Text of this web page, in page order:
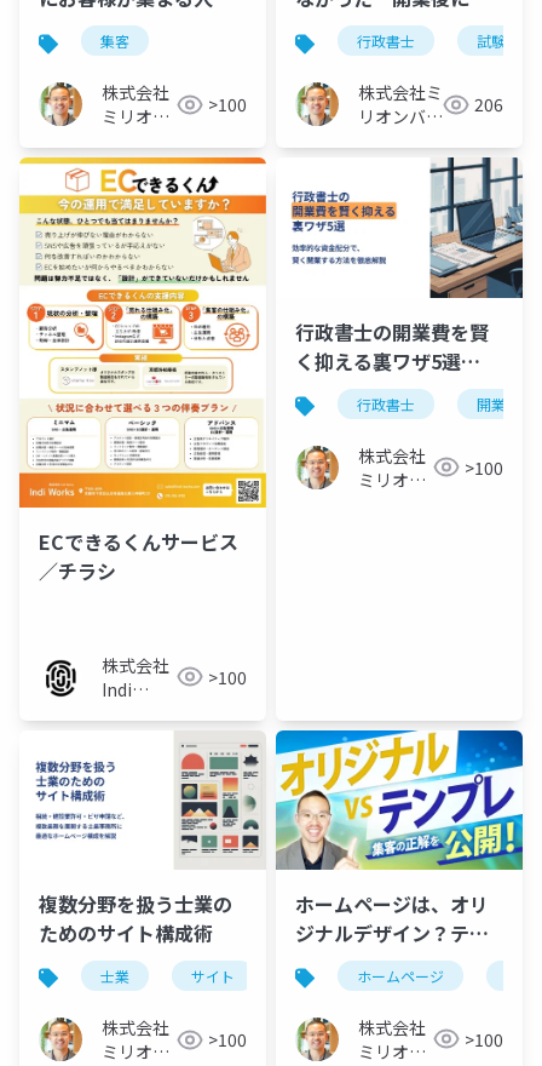
考え方集客
株式会社
ミリオン
>100
重要な「このスキル」
行政書士 試験
株式会社ミ
リオンバリ
206
ECできるくんサービス
／チラシ
株式会社
Indi
>100
行政書士の開業費を賢
く抑える裏ワザ5選
「44.8万円も節約でき
る」
行政書士 開業費
株式会社
ミリオン
>100
複数分野を扱う士業の
ためのサイト構成術
士業 サイト 複数
株式会社
ミリオン
>100
ホームページは、オリ
ジナルデザイン？テン
プレート？集客できる
のはどっち？
ホームページ
株式会社
ミリオン
>100